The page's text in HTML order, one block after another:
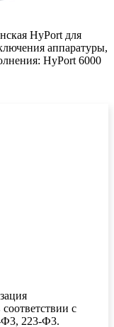
HyPort для
аппаратуры,
HyPort 6000
с
Ф3, 223-Ф3.